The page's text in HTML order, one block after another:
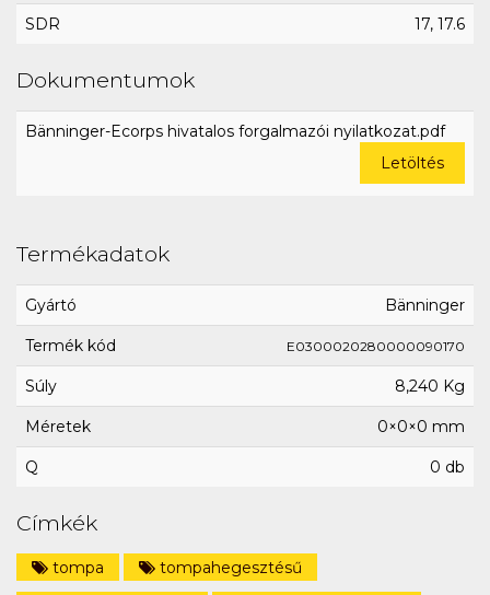
SDR 17, 17.6
Dokumentumok
Bänninger-Ecorps hivatalos forgalmazói nyilatkozat.pdf
Letöltés
Termékadatok
Gyártó Bänninger
Termék kód E0300020280000090170
Súly 8,240 Kg
Méretek 0×0×0 mm
Q 0 db
Címkék
tompa
tompahegesztésű